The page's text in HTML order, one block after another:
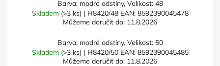
Barva: modré odstíny, Velikost: 48
Skladem (>3 ks) | H8420/48 EAN: 8592390045478
Můžeme doručit do: 11.8.2026
Barva: modré odstíny, Velikost: 50
Skladem (>3 ks) | H8420/50 EAN: 8592390045485
Můžeme doručit do: 11.8.2026